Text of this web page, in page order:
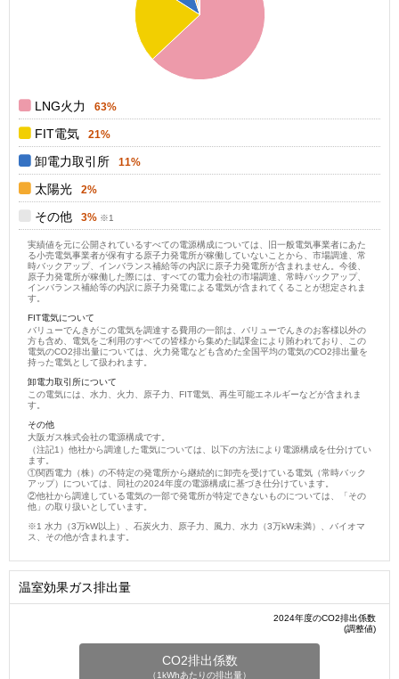
LNG火力 63%
FIT電気 21%
卸電力取引所 11%
太陽光 2%
その他 3%
実績値を元に公開されているすべての電源構成については、旧一般電気事業者にあた
る小売電気事業者が保有する原子力発電所が稼働していないことから、市場調達、常
時バックアップ、インバランス補給等の内訳に原子力発電所が含まれません。今後、
原子力発電所が稼働した際には、すべての電力会社の市場調達、常時バックアップ、
インバランス補給等の内訳に原子力発電による電気が含まれてくることが想定されま
す。
FIT電気について
バリューでんきがこの電気を調達する費用の一部は、バリューでんきのお客様以外の
方も含め、電気をご利用のすべての皆様から集めた賦課金により賄われており、この
電気のCO2排出量については、火力発電なども含めた全国平均の電気のCO2排出量を
持った電気として扱われます。
卸電力取引所について
この電気には、水力、火力、原子力、FIT電気、再生可能エネルギーなどが含まれま
す。
その他
大阪ガス株式会社の電源構成です。
（注記1）他社から調達した電気については、以下の方法により電源構成を仕分けてい
ます。
①関西電力（株）の不特定の発電所から継続的に卸売を受けている電気（常時バック
アップ）については、同社の2024年度の電源構成に基づき仕分けています。
②他社から調達している電気の一部で発電所が特定できないものについては、「その
他」の取り扱いとしています。
水力（3万kW以上）、石炭火力、原子力、風力、水力（3万kW未満）、バイオマ
ス、その他が含まれます。
温室効果ガス排出量
2024年度のCO2排出係数
(調整値)
CO2排出係数
（1kWhあたりの排出量）